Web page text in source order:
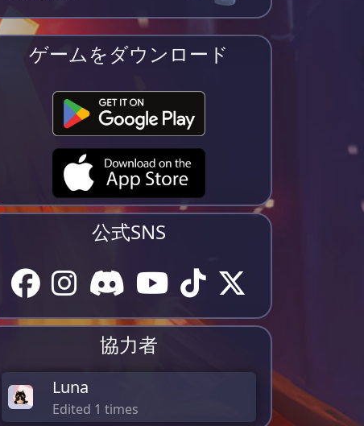
ゲームをダウンロード
公式SNS
協力者
Luna
Edited 1 times